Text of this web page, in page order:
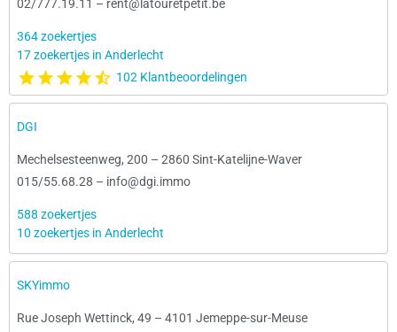
02/777.19.11 – rent@latouretpetit.be
364 zoekertjes
17 zoekertjes in Anderlecht
102 Klantbeoordelingen
DGI
Mechelsesteenweg, 200 – 2860 Sint-Katelijne-Waver
015/55.68.28 – info@dgi.immo
588 zoekertjes
10 zoekertjes in Anderlecht
SKYimmo
Rue Joseph Wettinck, 49 – 4101 Jemeppe-sur-Meuse